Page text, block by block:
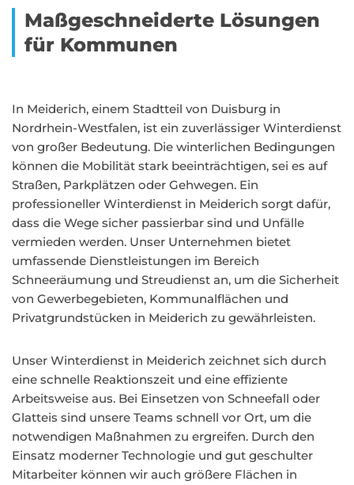
Maßgeschneiderte Lösungen
für Kommunen
In Meiderich, einem Stadtteil von Duisburg in
Nordrhein-Westfalen, ist ein zuverlässiger Winterdienst
von großer Bedeutung. Die winterlichen Bedingungen
können die Mobilität stark beeinträchtigen, sei es auf
Straßen, Parkplätzen oder Gehwegen. Ein
professioneller Winterdienst in Meiderich sorgt dafür,
dass die Wege sicher passierbar sind und Unfälle
vermieden werden. Unser Unternehmen bietet
umfassende Dienstleistungen im Bereich
Schneeräumung und Streudienst an, um die Sicherheit
von Gewerbegebieten, Kommunalflächen und
Privatgrundstücken in Meiderich zu gewährleisten.
Unser Winterdienst in Meiderich zeichnet sich durch
eine schnelle Reaktionszeit und eine effiziente
Arbeitsweise aus. Bei Einsetzen von Schneefall oder
Glatteis sind unsere Teams schnell vor Ort, um die
notwendigen Maßnahmen zu ergreifen. Durch den
Einsatz moderner Technologie und gut geschulter
Mitarbeiter können wir auch größere Flächen in